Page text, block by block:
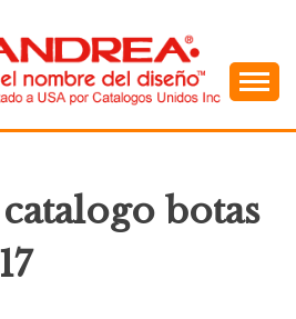
catalogo botas